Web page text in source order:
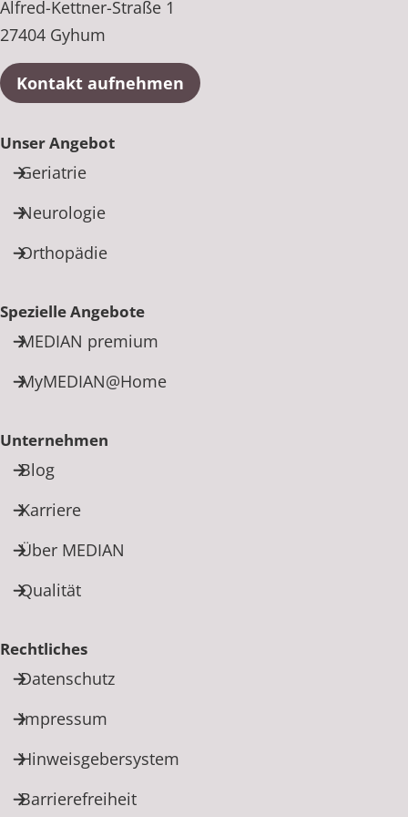
Alfred-Kettner-Straße 1
27404 Gyhum
Kontakt aufnehmen
Unser Angebot
Geriatrie
Neurologie
Orthopädie
Spezielle Angebote
MEDIAN premium
MyMEDIAN@Home
Unternehmen
Blog
Karriere
Über MEDIAN
Qualität
Rechtliches
Datenschutz
Impressum
Hinweisgebersystem
Barrierefreiheit